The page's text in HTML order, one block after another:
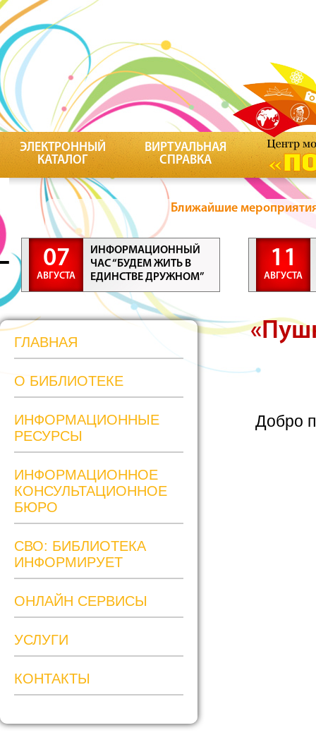
ЭЛЕКТРОННЫЙ
КАТАЛОГ
ВИРТУАЛЬНАЯ
СПРАВКА
Ближайшие
07
АВГУСТА
ИНФОРМАЦИОННЫЙ
ЧАС “БУДЕМ ЖИТЬ В
ЕДИНСТВЕ ДРУЖНОМ”
11
АВГУСТА
ГЛАВНАЯ
О БИБЛИОТЕКЕ
ИНФОРМАЦИОННЫЕ
РЕСУРСЫ
ИНФОРМАЦИОННОЕ
КОНСУЛЬТАЦИОННОЕ
БЮРО
СВО: БИБЛИОТЕКА
ИНФОРМИРУЕТ
ОНЛАЙН СЕРВИСЫ
УСЛУГИ
КОНТАКТЫ
Добро